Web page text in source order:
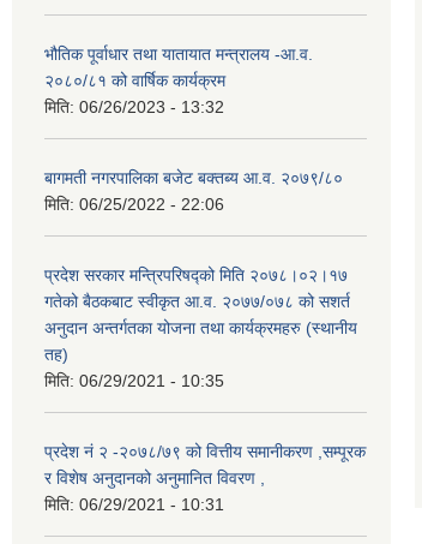
भौतिक पूर्वाधार तथा यातायात मन्त्रालय -आ.व.
२०८०/८१ को वार्षिक कार्यक्रम
मिति: 06/26/2023 - 13:32
बागमती नगरपालिका बजेट बक्तब्य आ.व. २०७९/८०
मिति: 06/25/2022 - 22:06
प्रदेश सरकार मन्त्रिपरिषद्को मिति २०७८।०२।१७
गतेको बैठकबाट स्वीकृत आ.व. २०७७/०७८ को सशर्त
अनुदान अन्तर्गतका योजना तथा कार्यक्रमहरु (स्थानीय
तह)
मिति: 06/29/2021 - 10:35
प्रदेश नं २ -२०७८/७९ को वित्तीय समानीकरण ,सम्पूरक
र विशेष अनुदानको अनुमानित विवरण ,
मिति: 06/29/2021 - 10:31